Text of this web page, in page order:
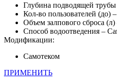
Глубина подводящей
Кол-во пользователей (до)
Объем залпового сброса (л)
Способ водоотведения –
Модификации:
Самотеком
ПРИМЕНИТЬ